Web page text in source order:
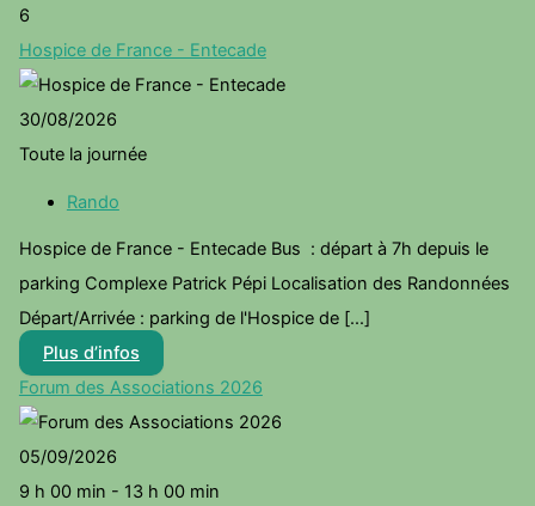
6
Hospice de France - Entecade
30/08/2026
Toute la journée
Rando
Hospice de France - Entecade Bus : départ à 7h depuis le
parking Complexe Patrick Pépi Localisation des Randonnées
Départ/Arrivée : parking de l'Hospice de [...]
Plus d’infos
Forum des Associations 2026
05/09/2026
9 h 00 min - 13 h 00 min